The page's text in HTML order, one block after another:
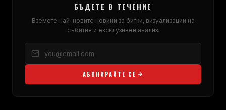
БЪДЕТЕ В ТЕЧЕНИЕ
Вземете най-новите новини за битки, визуализации на
събития и ексклузивен анализ.
АБОНИРАЙТЕ СЕ